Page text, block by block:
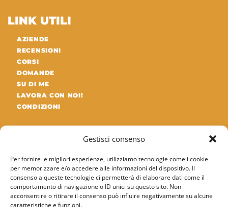
Gestisci consenso
Per fornire le migliori esperienze, utilizziamo tecnologie come i cookie
per memorizzare e/o accedere alle informazioni del dispositivo. Il
consenso a queste tecnologie ci permetterà di elaborare dati come il
comportamento di navigazione o ID unici su questo sito. Non
acconsentire o ritirare il consenso può influire negativamente su alcune
caratteristiche e funzioni.
LINK UTILI
AZIENDE
RECENSIONI
CORSI
DOMANDE
SU DI ME
LAVORA CON NOI!
CONDIZIONI
ULTIMI ARTICOLI DEL BLOG
Differenza tra SAP MM e SAP WM: guida
completa
09/05/2026
SAP PP QM Quality Management): struttura